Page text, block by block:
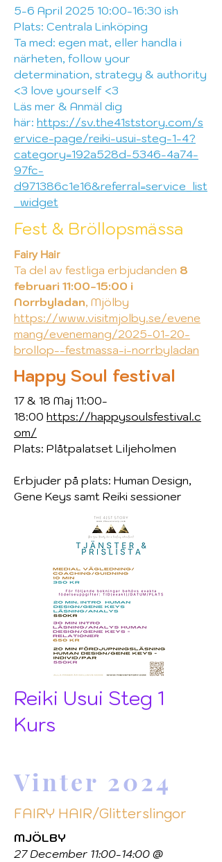
5-6 April 2025 10:00-16:30 ish
Plats: Centrala Linköping
Ta med: egen mat, eller handla i
närheten, follow your
determination, strategy & authority
<3 love yourself <3
Läs mer & Anmäl dig
här: https://sv.the41ststory.com/s
ervice-page/reiki-usui-steg-1-4?
category=192a528d-5346-4a74-
97fc-
d971386c1e16&referral=service_list
_widget
Fest & Bröllopsmässa
Fairy Hair
Ta del av festliga erbjudanden 8
februari 11:00-15:00 i
Norrbyladan, Mjölby
https://www.visitmjolby.se/evene
mang/evenemang/2025-01-20-
brollop--festmassa-i-norrbyladan
Happy Soul festival
17 & 18 Maj 11:00-
18:00 https://happysoulsfestival.c
om/
Plats: Plåtpalatset Liljeholmen
Erbjuder på plats: Human Design,
Gene Keys samt Reiki sessioner
Reiki Usui Steg 1
Kurs
Vinter 2024
FAIRY HAIR/Glitterslingor
MJÖLBY
27 December 11:00-14:00 @